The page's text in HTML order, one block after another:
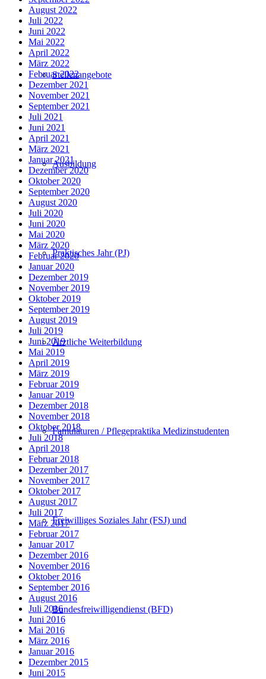
Stellenangebote
Ausbildung
Praktisches Jahr (PJ)
Ärztliche Weiterbildung
Famulaturen / Pflegepraktika Medizinstudenten
Freiwilliges Soziales Jahr (FSJ) und
Bundesfreiwilligendienst (BFD)
August 2022
Juli 2022
Juni 2022
Mai 2022
April 2022
März 2022
Februar 2022
Dezember 2021
November 2021
September 2021
Juli 2021
Juni 2021
April 2021
März 2021
Januar 2021
Dezember 2020
Oktober 2020
September 2020
August 2020
Juli 2020
Juni 2020
Mai 2020
März 2020
Februar 2020
Januar 2020
Dezember 2019
November 2019
Oktober 2019
September 2019
August 2019
Juli 2019
Juni 2019
Mai 2019
April 2019
März 2019
Februar 2019
Januar 2019
Dezember 2018
November 2018
Oktober 2018
Juli 2018
April 2018
Februar 2018
Dezember 2017
November 2017
Oktober 2017
August 2017
Juli 2017
März 2017
Februar 2017
Januar 2017
Dezember 2016
November 2016
Oktober 2016
September 2016
August 2016
Juli 2016
Juni 2016
Mai 2016
März 2016
Januar 2016
Dezember 2015
Juni 2015